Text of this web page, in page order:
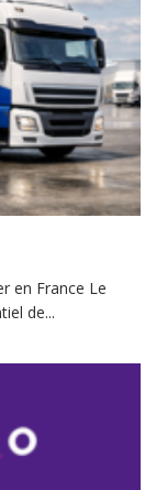
en France Le
de...